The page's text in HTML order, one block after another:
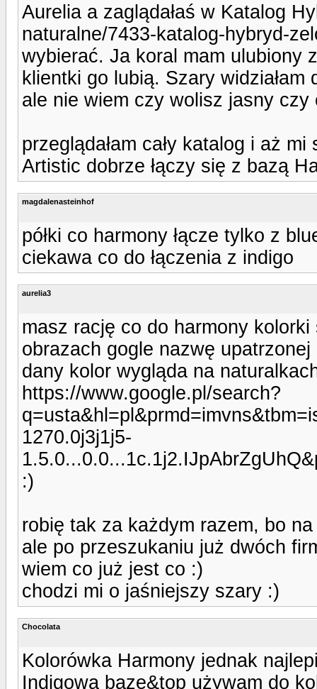
Aurelia a zaglądałaś w Katalog
naturalne/7433-katalog-hybryd-
wybierać. Ja koral mam ulubiony
klientki go lubią. Szary
ale nie wiem czy wolisz jasny czy
przeglądałam cały katalog i aż
Artistic dobrze łączy się z bazą
magdalenasteinhof
półki co harmony łącze tylko z
ciekawa co do łączenia z indigo
aurelia3
masz rację co do harmony
obrazach gogle nazwę
dany kolor wygląda na
https://www.google.pl/search?
1270.0j3j1j5-
:)
robię tak za każdym razem, bo
ale po przeszukaniu już dwóch
wiem co już jest co :)
chodzi mi o jaśniejszy szary :)
Chocolata
Kolorówka Harmony jednak
Indigową bazę&top używam do